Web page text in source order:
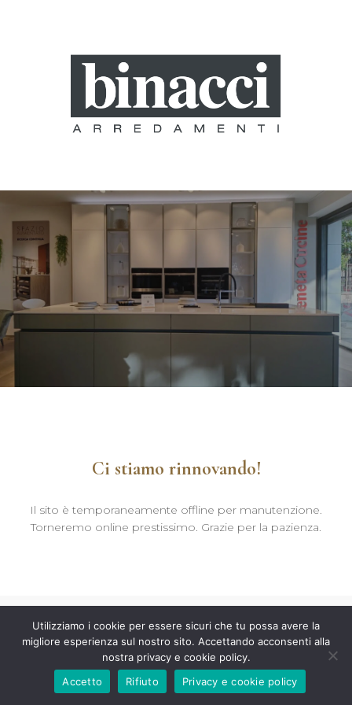
Ci stiamo rinnovando!
Il sito è temporaneamente offline per manutenzione.
Torneremo online prestissimo. Grazie per la pazienza.
Utilizziamo i cookie per essere sicuri che tu possa avere la
migliore esperienza sul nostro sito. Accettando acconsenti alla
nostra privacy e cookie policy.
Accetto
Rifiuto Privacy e cookie policy